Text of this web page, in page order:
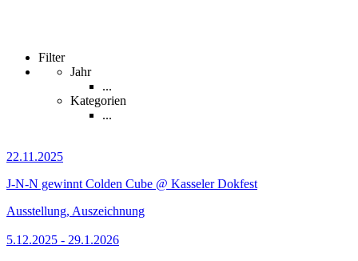
Filter
Jahr
...
Kategorien
...
22.11.2025
J-N-N gewinnt Colden Cube @ Kasseler Dokfest
Ausstellung, Auszeichnung
5.12.2025 - 29.1.2026